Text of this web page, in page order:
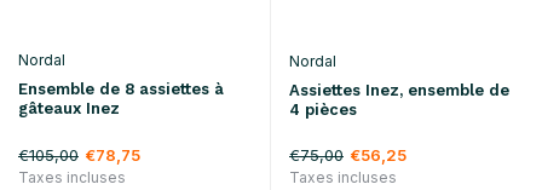
Nordal
Ensemble de 8 assiettes à
gâteaux Inez
€105,00 €78,75
Taxes incluses
Nordal
Assiettes Inez, ensemble de
4 pièces
€75,00 €56,25
Taxes incluses